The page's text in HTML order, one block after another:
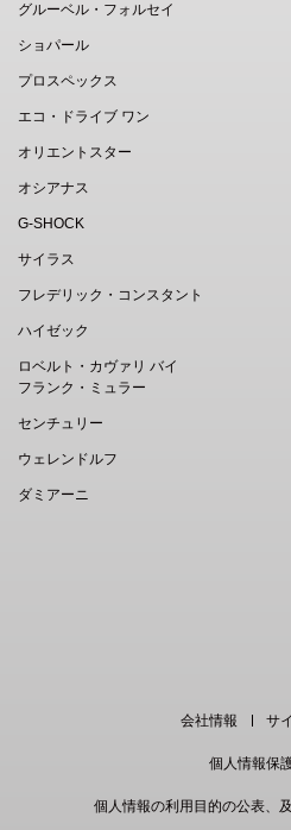
グルーベル・フォルセイ
ショパール
プロスペックス
エコ・ドライブ ワン
オリエントスター
オシアナス
G-SHOCK
サイラス
フレデリック・コンスタント
ハイゼック
ロベルト・カヴァリ バイ
フランク・ミュラー
センチュリー
ウェレンドルフ
ダミアーニ
会社情報 サ
個人情報保
個人情報の利用目的の公表、